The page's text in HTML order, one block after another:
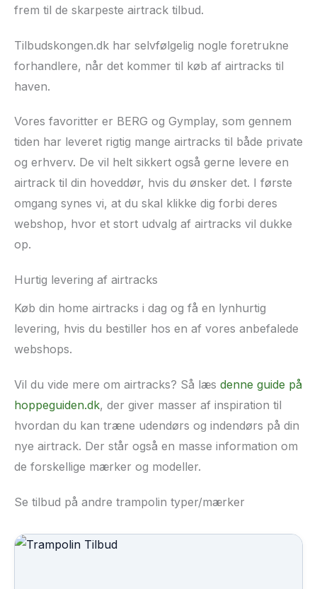
frem til de skarpeste airtrack tilbud.
Tilbudskongen.dk har selvfølgelig nogle foretrukne
forhandlere, når det kommer til køb af airtracks til
haven.
Vores favoritter er BERG og Gymplay, som gennem
tiden har leveret rigtig mange airtracks til både private
og erhverv. De vil helt sikkert også gerne levere en
airtrack til din hoveddør, hvis du ønsker det. I første
omgang synes vi, at du skal klikke dig forbi deres
webshop, hvor et stort udvalg af airtracks vil dukke
op.
Hurtig levering af airtracks
Køb din home airtracks i dag og få en lynhurtig
levering, hvis du bestiller hos en af vores anbefalede
webshops.
Vil du vide mere om airtracks? Så læs denne guide på
hoppeguiden.dk, der giver masser af inspiration til
hvordan du kan træne udendørs og indendørs på din
nye airtrack. Der står også en masse information om
de forskellige mærker og modeller.
Se tilbud på andre trampolin typer/mærker